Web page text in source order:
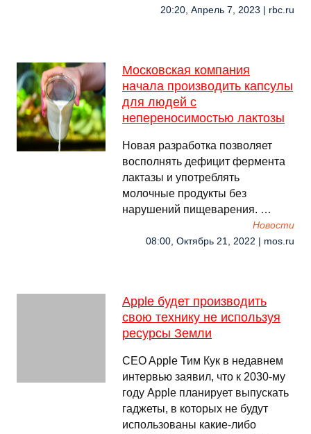
20:20, Апрель 7, 2023 | rbc.ru
Московская компания
начала производить капсулы
для людей с
непереносимостью лактозы
Новая разработка позволяет
восполнять дефицит фермента
лактазы и употреблять
молочные продукты без
нарушений пищеварения. …
Новости
08:00, Октябрь 21, 2022 | mos.ru
Apple будет производить
свою технику не используя
ресурсы Земли
CEO Apple Тим Кук в недавнем
интервью заявил, что к 2030-му
году Apple планирует выпускать
гаджеты, в которых не будут
использованы какие-либо